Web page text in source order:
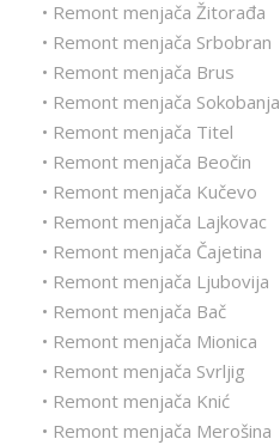
• Remont menjača Žitorađa
• Remont menjača Srbobran
• Remont menjača Brus
• Remont menjača Sokobanja
• Remont menjača Titel
• Remont menjača Beočin
• Remont menjača Kučevo
• Remont menjača Lajkovac
• Remont menjača Čajetina
• Remont menjača Ljubovija
• Remont menjača Bač
• Remont menjača Mionica
• Remont menjača Svrljig
• Remont menjača Knić
• Remont menjača Merošina